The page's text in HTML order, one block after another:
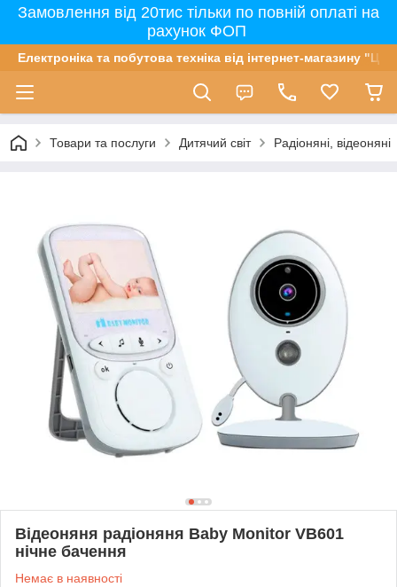
Замовлення від 20тис тільки по повній оплаті на
рахунок ФОП
Електроніка та побутова техніка від інтернет-магазину
Товари та послуги Дитячий світ Радіоняні, відеоняні
Відеоняня радіоняня Baby Monitor VB601
нічне бачення
Немає в наявності